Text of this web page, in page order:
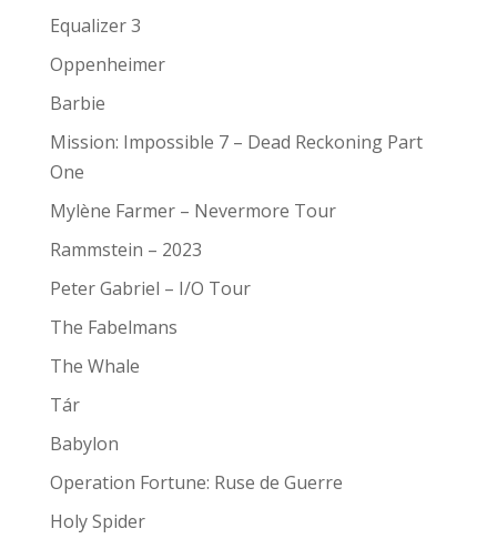
Equalizer 3
Oppenheimer
Barbie
Mission: Impossible 7 – Dead Reckoning Part
One
Mylène Farmer – Nevermore Tour
Rammstein – 2023
Peter Gabriel – I/O Tour
The Fabelmans
The Whale
Tár
Babylon
Operation Fortune: Ruse de Guerre
Holy Spider